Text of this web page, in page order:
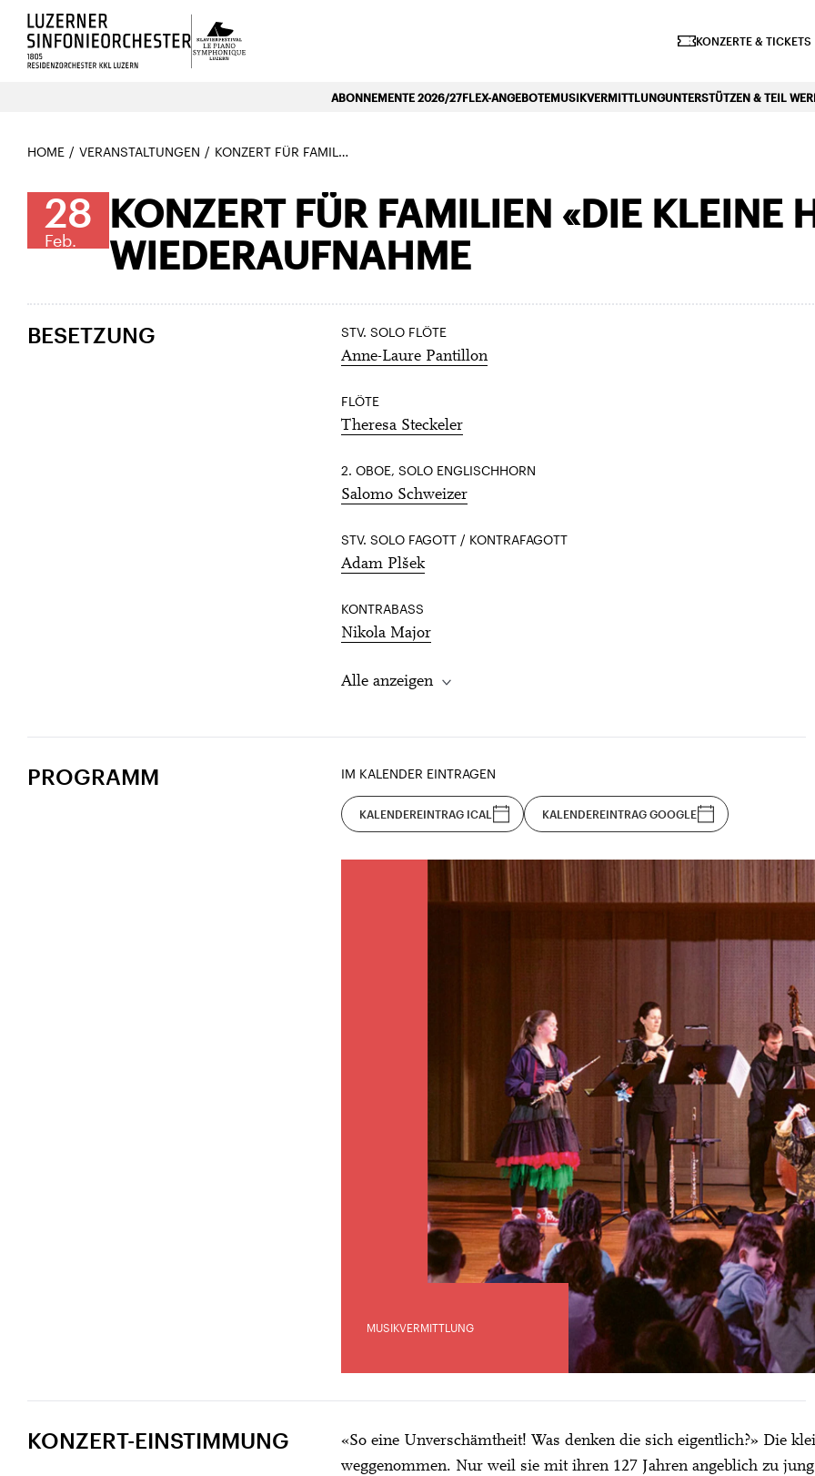
Luzerns Klavierfestival «Le Piano Symphonique»
KONZERTE & TICKETS
ABONNEMENTE 2026/27FLEX-ANGEBOTEMUSIKVERMITTLUNGUNTERSTÜTZEN & TEIL
HOME VERANSTALTUNGEN KONZERT FÜR FAMILIEN «DIE KLEINE HEXE» WIEDERAUFNAHME
28
Feb.
KONZERT FÜR FAMILIEN «DIE KLEINE
WIEDERAUFNAHME
BESETZUNG STV. SOLO FLÖTE
Anne-Laure Pantillon
FLÖTE
Theresa Steckeler
2. OBOE, SOLO ENGLISCHHORN
Salomo Schweizer
STV. SOLO FAGOTT / KONTRAFAGOTT
Adam Plšek
KONTRABASS
Nikola Major
Alle anzeigen
PROGRAMM IM KALENDER EINTRAGEN
KALENDEREINTRAG ICAL KALENDEREINTRAG GOOGLE
MUSIKVERMITTLUNG
KONZERT-EINSTIMMUNG
«So eine Unverschämtheit! Was denken die sich eigentlich?» Die
weggenommen. Nur weil sie mit ihren 127 Jahren angeblich zu